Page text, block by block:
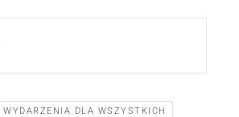
WYDARZENIA DLA WSZYSTKICH